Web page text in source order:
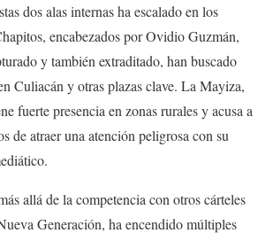
dos alas internas ha escalado en los
encabezados por Ovidio Guzmán,
y también extraditado, han buscado
Culiacán y otras plazas clave. La Mayiza,
fuerte presencia en zonas rurales y acusa a
de atraer una atención peligrosa con su
allá de la competencia con otros cárteles
Generación, ha encendido múltiples